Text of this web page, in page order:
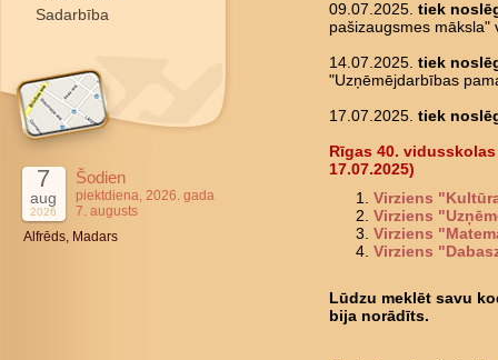
Sadarbība
7
aug
2026
Šodien
piektdiena, 2026. gada
7. augusts
Alfrēds, Madars
09.07.2025. tiek
pašizaugsmes māksla"
14.07.2025. tiek
"Uzņēmējdarbības
17.07.2025. tiek
Rīgas 40.
17.07.2025)
Virziens
Virziens
Virziens
Virziens
Lūdzu meklēt savu
bija norādīts.